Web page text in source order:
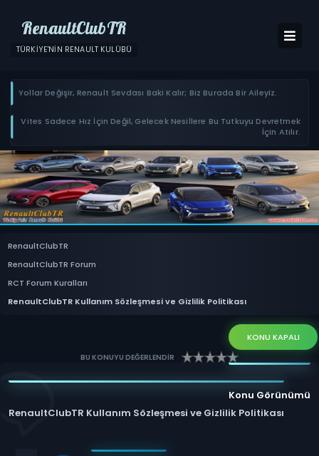
RenaultClubTR
TÜRKIYE'NIN RENAULT KULÜBÜ
Yollar Değişir, Renault Sevdası Baki Kalır; Biz Burada Bir Aileyiz.
Vites Sadece Hız İçin Değil, Gelecek Nesillere Bu Tutkuyu Devretmek
İçin Atılır.
RenaultClubTR
RenaultClubTR Forum
RCT Forum Kuralları
RenaultClubTR Kullanım Sözleşmesi ve Gizlilik Politikası
KONU KAPALI
BU KONUYU DEĞERLENDİR
Konu Görünümü
RenaultClubTR Kullanım Sözleşmesi ve Gizlilik Politikası